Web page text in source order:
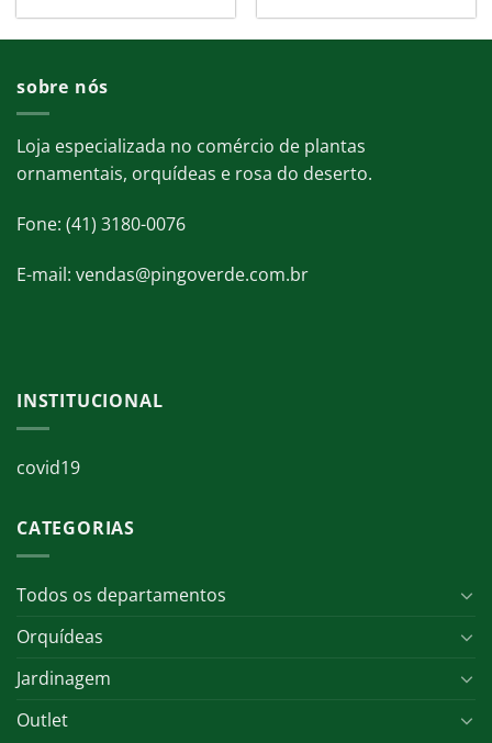
sobre nós
Loja especializada no comércio de plantas
ornamentais, orquídeas e rosa do deserto.
Fone: (41) 3180-0076
E-mail: vendas@pingoverde.com.br
INSTITUCIONAL
covid19
CATEGORIAS
Todos os departamentos
Orquídeas
Jardinagem
Outlet